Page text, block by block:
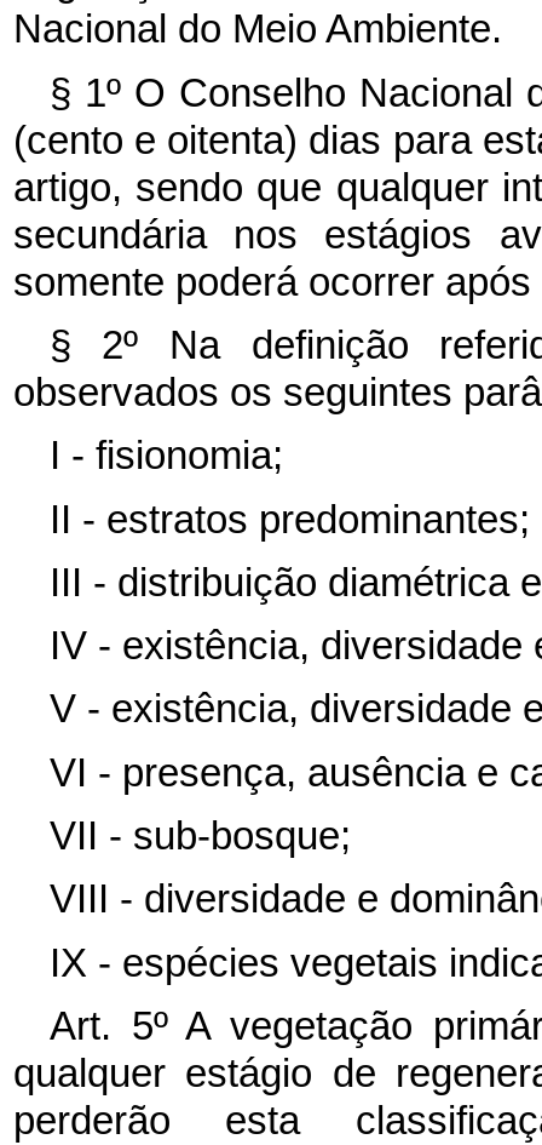
Nacional do Meio Ambiente.
§ 1º O Conselho Nacional
(cento e oitenta) dias para
artigo, sendo que qualquer
secundária nos estágios
somente poderá ocorrer
§ 2º Na definição
observados os seguintes
I - fisionomia;
II - estratos predominantes;
III - distribuição diamétrica
IV - existência, diversidade
V - existência, diversidade
VI - presença, ausência e
VII - sub-bosque;
VIII - diversidade e
IX - espécies vegetais
Art. 5º A vegetação
qualquer estágio de
perderão esta